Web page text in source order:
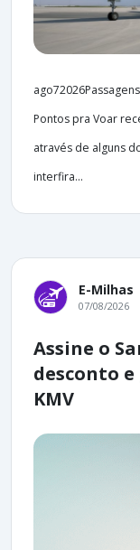
Pontos pra Voar
através de alguns
interfira...
E-Milhas
07/08/2026
Assine o
desconto
KMV